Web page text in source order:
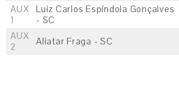
AUX
1
Luiz Carlos Espíndola Gonçalves
- SC
AUX
2
Aliatar Fraga - SC